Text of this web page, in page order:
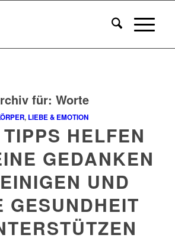
für: Worte
, LIEBE & EMOTION
HELFEN
GEDANKEN
UND
GESUNDHEIT